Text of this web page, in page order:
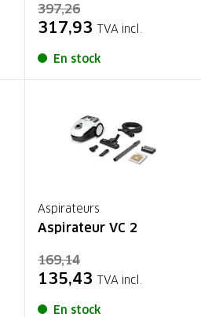
397,26
317,93 TVA incl.
En stock
Aspirateurs
Aspirateur VC 2
169,14
135,43 TVA incl.
En stock